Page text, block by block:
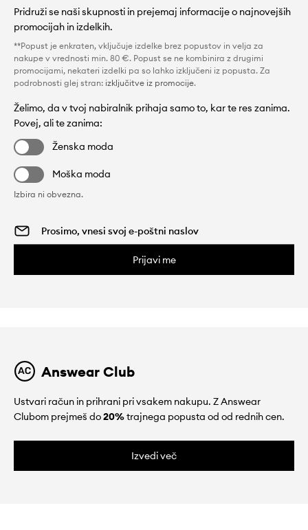
Pridruži se naši skupnosti in prejemaj informacije o najnovejših
promocijah in izdelkih.
**Popust je enkraten, vključuje izdelke brez popustov in velja za
nakupe v vrednosti min. 80 €. Popust se ne kombinira z drugimi
promocijami, nekateri izdelki pa so lahko izključeni iz popusta. Za
podrobnosti glej stran: izključitve iz promocije.
Želimo, da v tvoj nabiralnik prihaja samo to, kar te res zanima.
Povej, ali te zanima:
Ženska moda
Moška moda
Izbira ni obvezna.
Prijavi me
Answear Club
Ustvari račun in prihrani pri vsakem nakupu. Z Answear
Clubom prejmeš do20%trajnega popusta od od rednih cen.
Izvedi več